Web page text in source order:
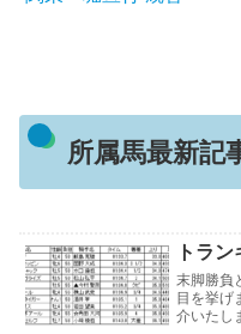
所属馬最新記
トラ
末脚勝負
目を挙げ
介いたし